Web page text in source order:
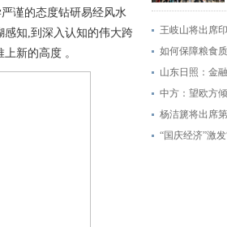
谨的态度钻研易经风水
感知,到深入认知的伟大跨
新的高度 。
王岐山将出席
如何保障粮食
山东日照：金
中方：望欧方
杨洁篪将出席
“国庆经济”激